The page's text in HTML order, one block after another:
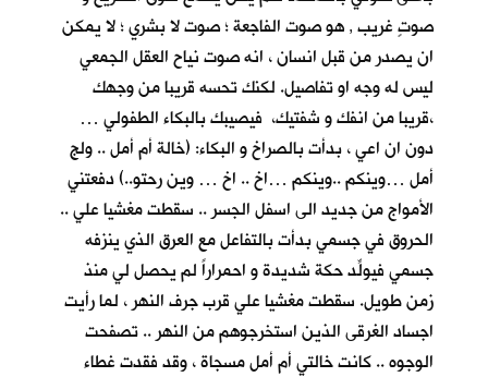
صوتٍ غريب , هو صوت الفاجعة ؛ صوت لا بشري ؛ لا يمكن
ان يصدر من قبل انسان ، انه صوت نياح العقل الجمعي
ليس له وجه او تفاصيل. لكنك تحسه قريبا من وجهك
،قريبا من انفك و شفتيك، فيصيبك بالبكاء الطفولي …
دون ان اعي ، بدأت بالصراخ و البكاء: (خالة أم أمل .. ولج
أمل …وينكم ..وينكم …اخ .. اخ … وين رحتو..) دفعتني
الأمواج من جديد الى اسفل الجسر .. سقطت مغشيا علي ..
الحروق في جسمي بدأت بالتفاعل مع العرق الذي ينزفه
جسمي فيولِّد حكة شديدة و احمراراً لم يحصل لي منذ
زمن طويل. سقطت مغشيا علي قرب جرف النهر ، لما رأيت
اجساد الغرقى الذين استخرجوهم من النهر .. تصفحت
الوجوه .. كانت خالتي أم أمل مسجاة ، وقد فقدت غطاء